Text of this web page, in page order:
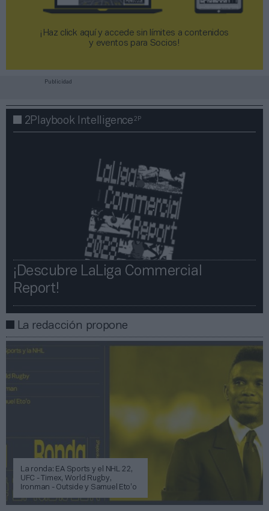
¡Haz click aquí y accede sin límites a contenidos
y eventos para Socios!​​​​​​​
Publicidad
2Playbook Intelligence2P
¡Descubre LaLiga Commercial
Report!​​
La redacción propone
La ronda: EA Sports y el NHL 22,
UFC - Timex, World Rugby,
Ironman - Outside y Samuel Eto’o